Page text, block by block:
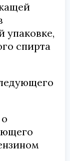
упаковке,
спирта